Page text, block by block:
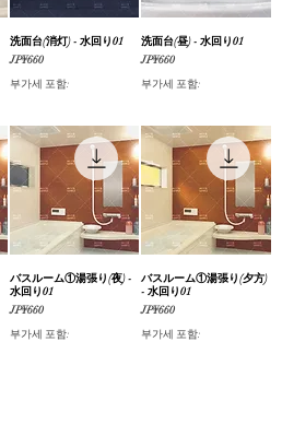
제품보기
洗面台(消灯) - 水回り01
가격
JP¥660
부가세 포함:
제품보기
洗面台(昼) - 水回り01
가격
JP¥660
부가세 포함:
제품보기
バスルーム①湯張り(夜) -
水回り01
가격
JP¥660
부가세 포함:
제품보기
バスルーム①湯張り(夕方)
- 水回り01
가격
JP¥660
부가세 포함: